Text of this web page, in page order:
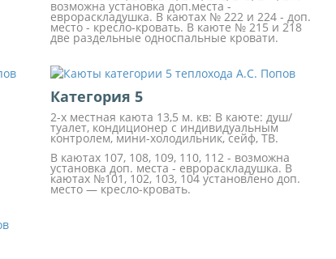
возможна установка доп.места -
еврораскладушка. В каютах № 222 и 224 - доп.
место - кресло-кровать. В каюте № 215 и 218
две раздельные односпальные кровати.
Категория 5
2-х местная каюта 13,5 м. кв: В каюте: душ/
туалет, кондиционер с индивидуальным
контролем, мини-холодильник, сейф, ТВ.
В каютах 107, 108, 109, 110, 112 - возможна
установка доп. места - еврораскладушка. В
каютах №101, 102, 103, 104 установлено доп.
место — кресло-кровать.